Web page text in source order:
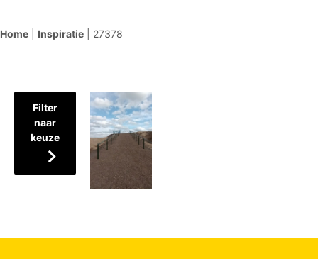
Home Inspiratie 27378
Filter
naar
keuze